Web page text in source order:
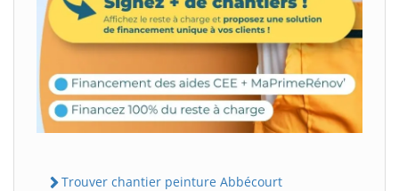
Trouver chantier peinture Abbécourt